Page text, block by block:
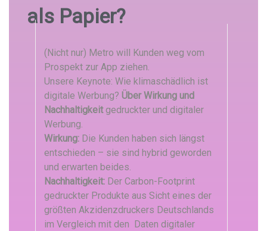
als Papier?
(Nicht nur) Metro will Kunden weg vom
Prospekt zur App ziehen.
Unsere Keynote: Wie klimaschädlich ist
digitale Werbung? Über Wirkung und
Nachhaltigkeitgedruckter und digitaler
Werbung.
Wirkung: Die Kunden haben sich längst
entschieden – sie sind hybrid geworden
und erwarten beides.
Nachhaltigkeit: Der Carbon-Footprint
gedruckter Produkte aus Sicht eines der
größten Akzidenzdruckers Deutschlands
im Vergleich mit den Daten digitaler